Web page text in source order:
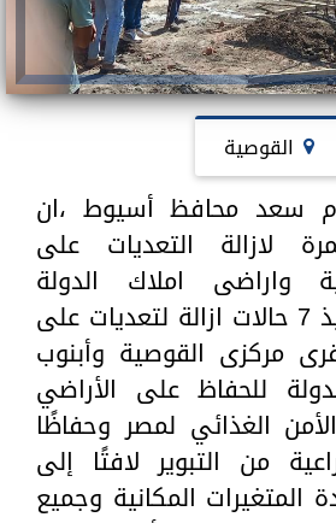
القوصية
سعد محافظ أسيوط ،ان
لازالة التعديات على
واراضى املاك الدولة
استفرت عن تنفيذ 7 حالات ازالة لتعديات على
مركزى القوصية وأبنوب
للحفاظ على الأراضي
الأمن الغذائي لمصر وحفاظًا
من التبوير لافتًا إلى
المتغيرات المكانية وجميع